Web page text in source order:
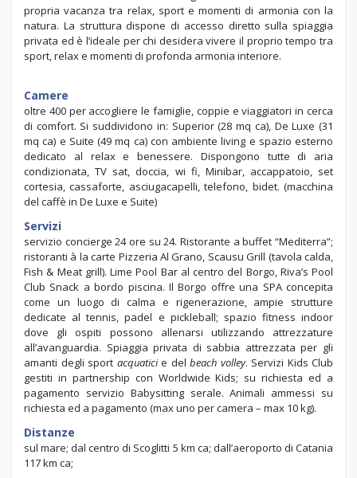
propria vacanza tra relax, sport e momenti di armonia con la
natura. La struttura dispone di accesso diretto sulla spiaggia
privata ed è l’ideale per chi desidera vivere il proprio tempo tra
sport, relax e momenti di profonda armonia interiore.
Camere
oltre 400 per accogliere le famiglie, coppie e viaggiatori in cerca
di comfort. Si suddividono in: Superior (28 mq ca), De Luxe (31
mq ca) e Suite (49 mq ca) con ambiente living e spazio esterno
dedicato al relax e benessere. Dispongono tutte di aria
condizionata, TV sat, doccia, wi fi, Minibar, accappatoio, set
cortesia, cassaforte, asciugacapelli, telefono, bidet. (macchina
del caffè in De Luxe e Suite)
Servizi
servizio concierge 24 ore su 24. Ristorante a buffet “Mediterra”;
ristoranti à la carte Pizzeria Al Grano, Scausu Grill (tavola calda,
Fish & Meat grill). Lime Pool Bar al centro del Borgo, Riva’s Pool
Club Snack a bordo piscina. Il Borgo offre una SPA concepita
come un luogo di calma e rigenerazione, ampie strutture
dedicate al tennis, padel e pickleball; spazio fitness indoor
dove gli ospiti possono allenarsi utilizzando attrezzature
all’avanguardia. Spiaggia privata di sabbia attrezzata per gli
amanti degli sport acquaticie del beach volley. Servizi Kids Club
gestiti in partnership con Worldwide Kids; su richiesta ed a
pagamento servizio Babysitting serale. Animali ammessi su
richiesta ed a pagamento (max uno per camera – max 10 kg).
Distanze
sul mare; dal centro di Scoglitti 5 km ca; dall’aeroporto di Catania
117 km ca;